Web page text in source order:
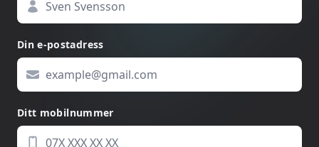
Din e-postadress
Ditt mobilnummer